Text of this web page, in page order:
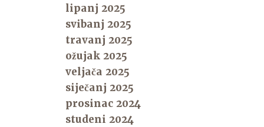
lipanj 2025
svibanj 2025
travanj 2025
ožujak 2025
veljača 2025
siječanj 2025
prosinac 2024
studeni 2024